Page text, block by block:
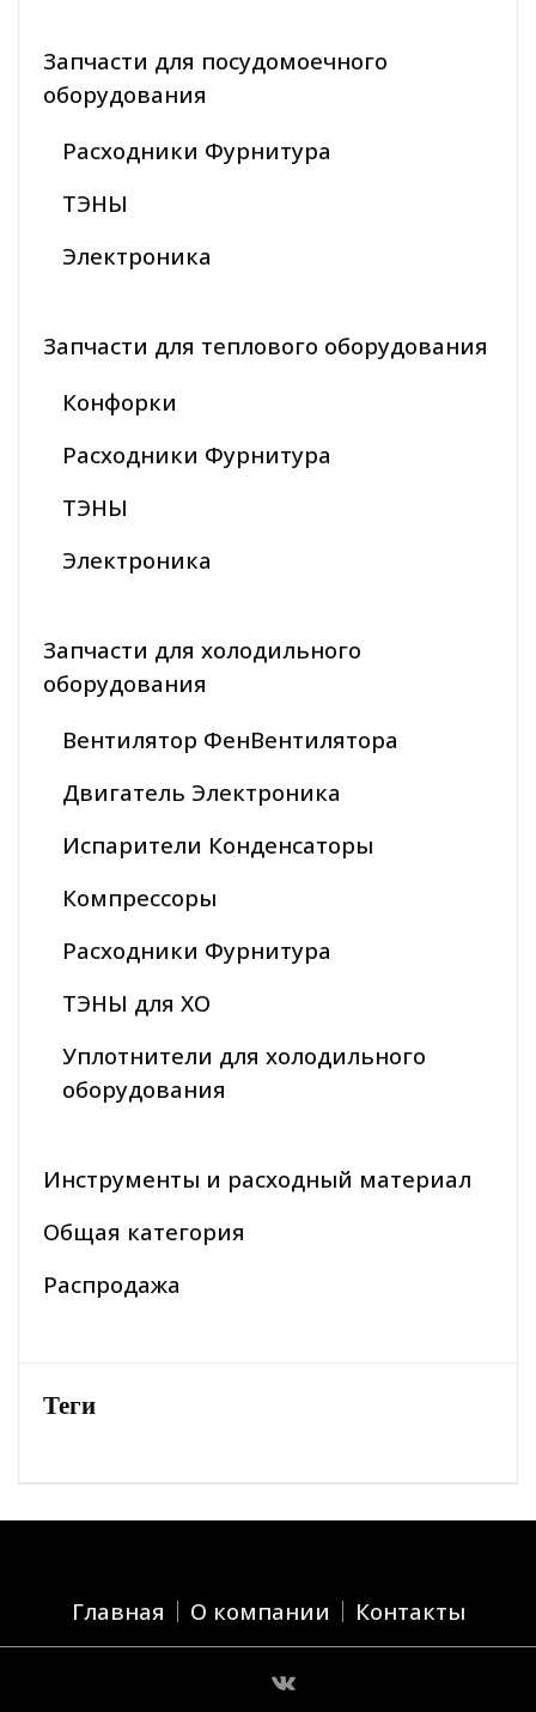
Запчасти для посудомоечного
оборудования
Расходники Фурнитура
ТЭНЫ
Электроника
Запчасти для теплового оборудования
Конфорки
Расходники Фурнитура
ТЭНЫ
Электроника
Запчасти для холодильного
оборудования
Вентилятор ФенВентилятора
Двигатель Электроника
Испарители Конденсаторы
Компрессоры
Расходники Фурнитура
ТЭНЫ для ХО
Уплотнители для холодильного
оборудования
Инструменты и расходный материал
Общая категория
Распродажа
Теги
Главная О компании Контакты